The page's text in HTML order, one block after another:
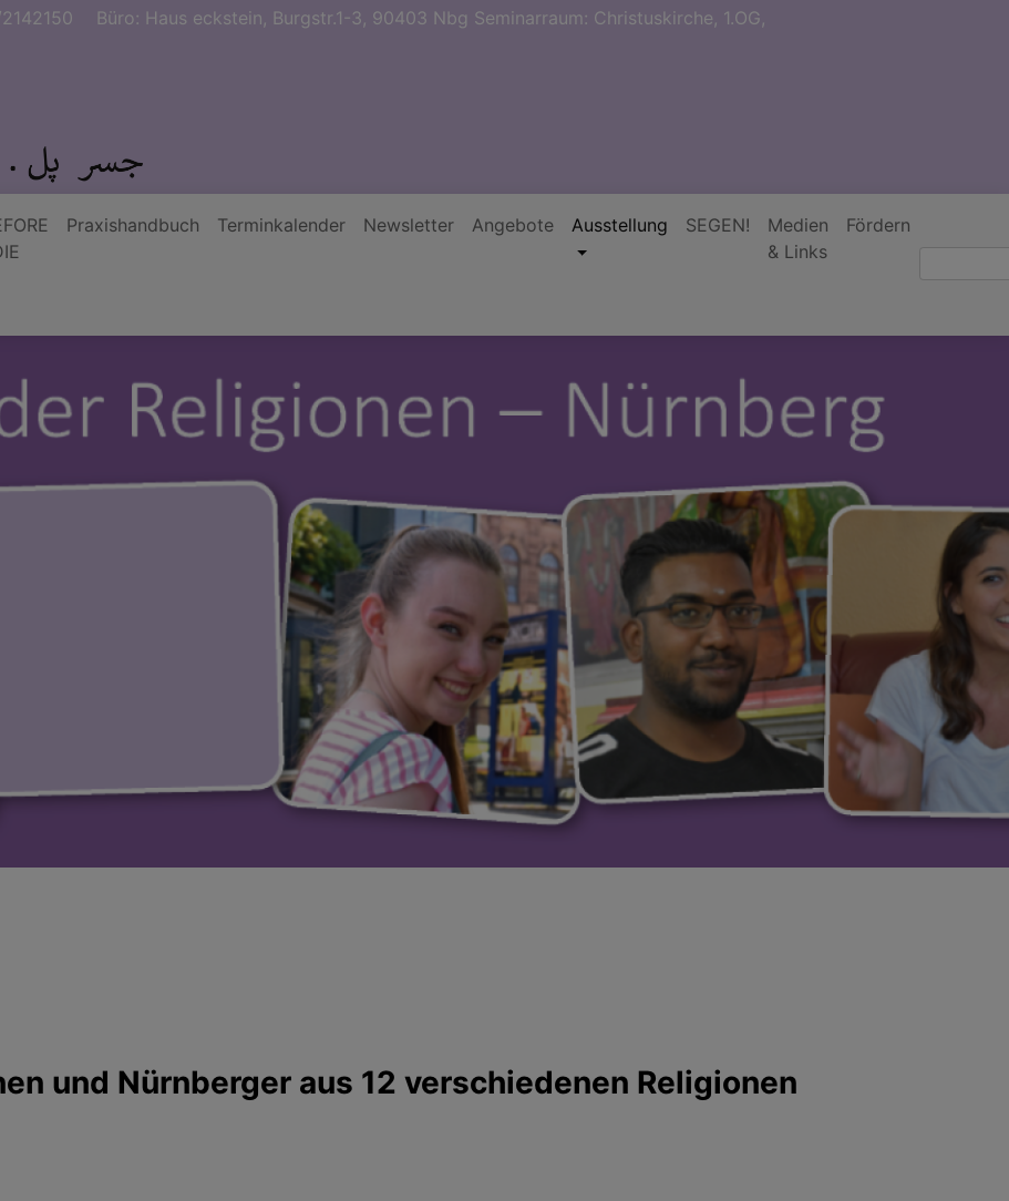
Büro: Haus eckstein, Burgstr.1-3, 90403 Nbg Seminarraum: Christuskirche, 1.OG,
Praxishandbuch Terminkalender Newsletter Angebote Ausstellung SEGEN!
Medien
& Links
Fördern
und Nürnberger aus 12 verschiedenen Religionen